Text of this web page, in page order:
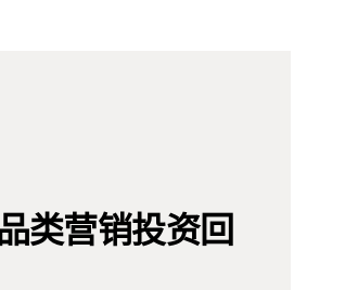
类营销投资回